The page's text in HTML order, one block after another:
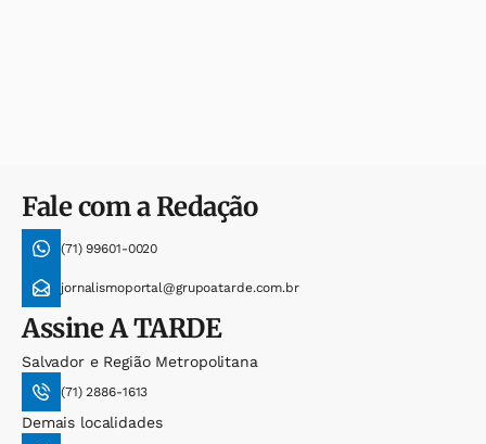
Fale com a Redação
(71) 99601-0020
jornalismoportal@grupoatarde.com.br
AssineA TARDE
Salvador e Região Metropolitana
(71) 2886-1613
Demais localidades